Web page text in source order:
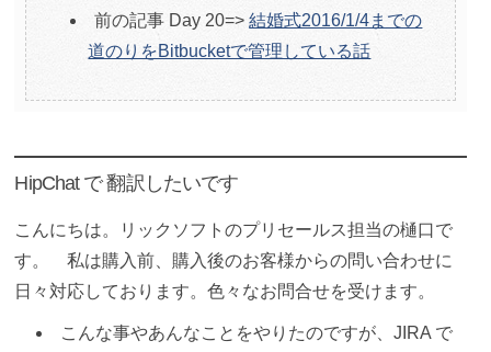
前の記事 Day 20=>結婚式2016/1/4までの
道のりをBitbucketで管理している話
HipChat で 翻訳したいです
こんにちは。リックソフトのプリセールス担当の樋口で
す。 私は購入前、購入後のお客様からの問い合わせに
日々対応しております。色々なお問合せを受けます。
こんな事やあんなことをやりたのですが、JIRA で